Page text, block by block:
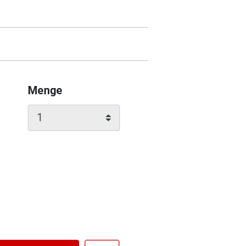
Menge